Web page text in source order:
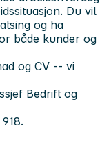
Du vil
og ha
både kunder og
og CV -- vi
Bedrift og